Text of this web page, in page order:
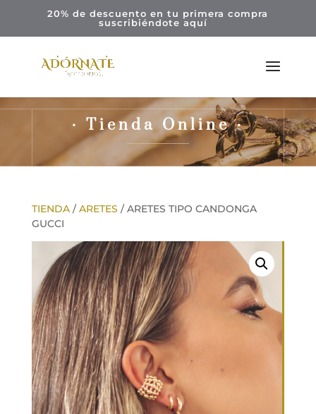
20% de descuento en tu primera compra
suscribiéndoteaquí
· Tienda Online ·
TIENDA/ ARETES / ARETES TIPO CANDONGA
GUCCI